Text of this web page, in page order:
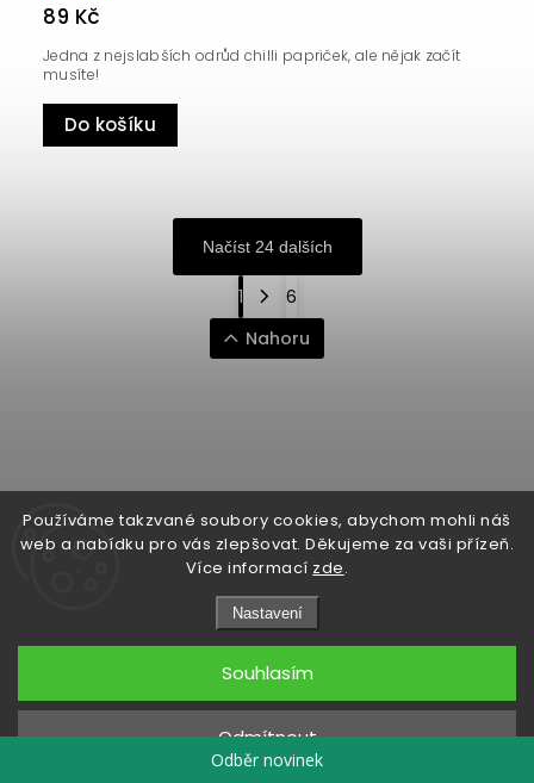
Používáme takzvané soubory cookies, abychom mohli náš
web a nabídku pro vás zlepšovat. Děkujeme za vaši přízeň.
Více informací zde.
Nastavení
Odmítnout
Souhlasím
89 Kč
Do košíku
Jedna z nejslabších odrůd chilli papriček, ale nějak začít
musíte!
Načíst 24 dalších
1
6
Nahoru
Facebookhttps://twitter.com/worldofchilli
InstagramMiluju,
chilli
+420 775 20 82 56
INSTAGRAM
Odběr novinek